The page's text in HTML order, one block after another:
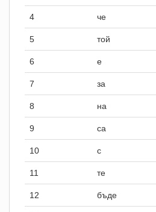
4 че
5 той
6 е
7 за
8 на
9 са
10 с
11 те
12 бъде